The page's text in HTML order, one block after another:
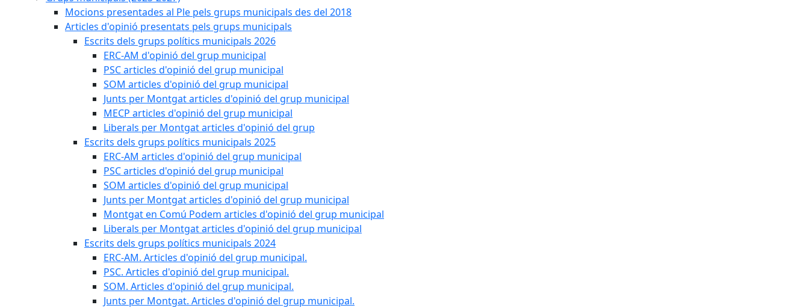
Mocions presentades al Ple pels grups municipals des del 2018
Articles d'opinió presentats pels grups municipals
Escrits dels grups polítics municipals 2026
ERC-AM d'opinió del grup municipal
PSC articles d'opinió del grup municipal
SOM articles d'opinió del grup municipal
Junts per Montgat articles d'opinió del grup municipal
MECP articles d'opinió del grup municipal
Liberals per Montgat articles d'opinió del grup
Escrits dels grups polítics municipals 2025
ERC-AM articles d'opinió del grup municipal
PSC articles d'opinió del grup municipal
SOM articles d'opinió del grup municipal
Junts per Montgat articles d'opinió del grup municipal
Montgat en Comú Podem articles d'opinió del grup municipal
Liberals per Montgat articles d'opinió del grup municipal
Escrits dels grups polítics municipals 2024
ERC-AM. Articles d'opinió del grup municipal.
PSC. Articles d'opinió del grup municipal.
SOM. Articles d'opinió del grup municipal.
Junts per Montgat. Articles d'opinió del grup municipal.